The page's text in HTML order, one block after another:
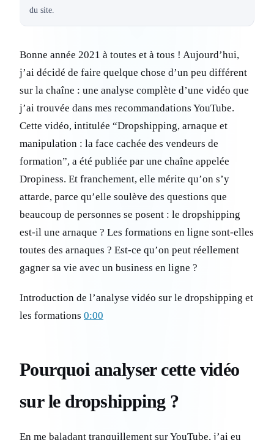
du site.
Bonne année 2021 à toutes et à tous ! Aujourd’hui,
j’ai décidé de faire quelque chose d’un peu différent
sur la chaîne : une analyse complète d’une vidéo que
j’ai trouvée dans mes recommandations YouTube.
Cette vidéo, intitulée “Dropshipping, arnaque et
manipulation : la face cachée des vendeurs de
formation”, a été publiée par une chaîne appelée
Dropiness. Et franchement, elle mérite qu’on s’y
attarde, parce qu’elle soulève des questions que
beaucoup de personnes se posent : le dropshipping
est-il une arnaque ? Les formations en ligne sont-elles
toutes des arnaques ? Est-ce qu’on peut réellement
gagner sa vie avec un business en ligne ?
Introduction de l’analyse vidéo sur le dropshipping et
les formations 0:00
Pourquoi analyser cette vidéo
sur le dropshipping ?
En me baladant tranquillement sur YouTube, j’ai eu